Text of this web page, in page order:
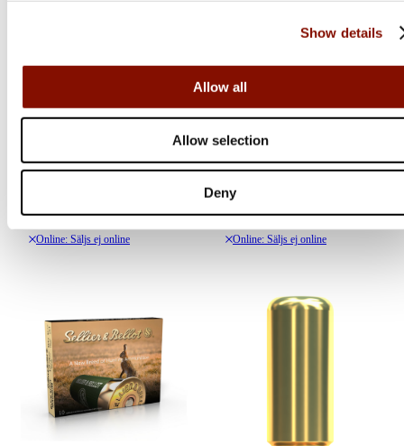
Show details
Allow all
Allow selection
Deny
Sellier & Bellot
1 250 kr
Online: Säljs ej online
Sellier & Bellot
Club
59 kr
Online: Säljs ej online